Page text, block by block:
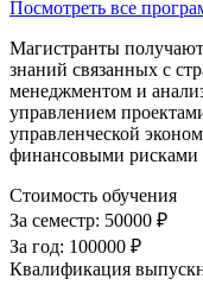
Посмотреть все
Магистранты
знаний связанных с
менеджментом и
управлением
управленческой
финансовыми рисками
Стоимость обучения
За семестр: 50000 ₽
За год: 100000 ₽
Квалификация